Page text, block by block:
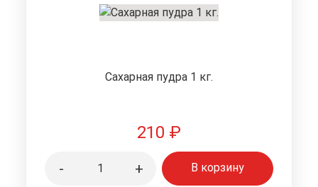
Сахарная пудра 1 кг.
210 ₽
- + В корзину